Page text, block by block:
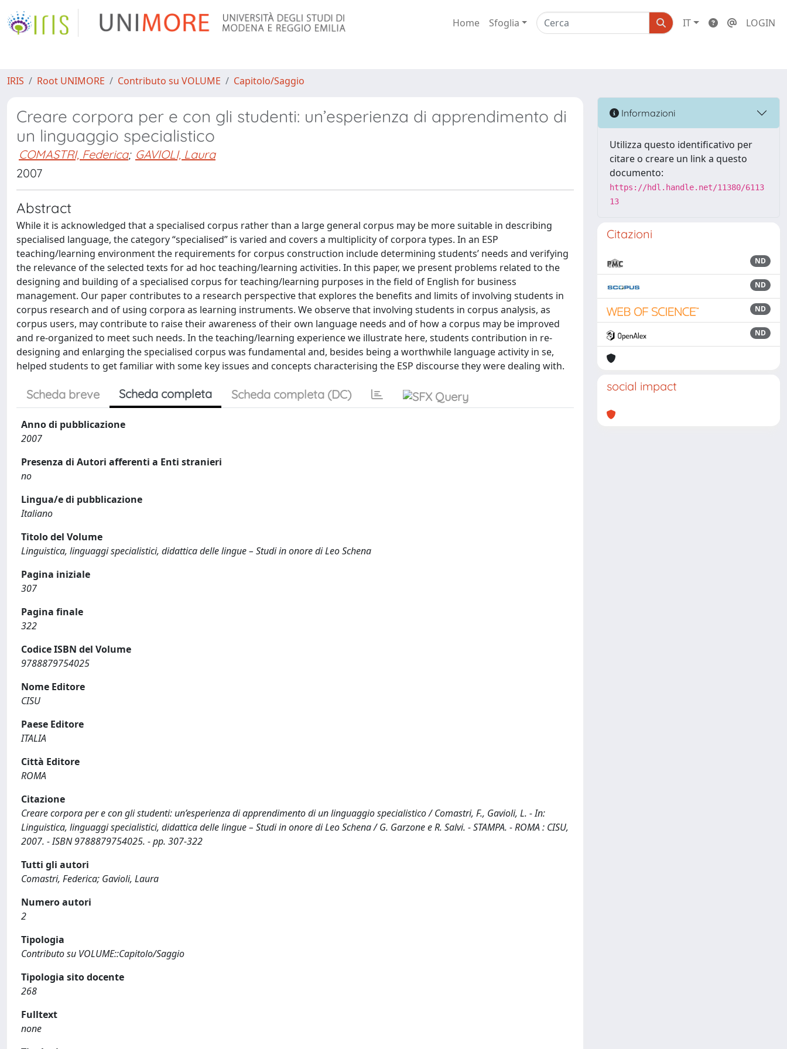
Home Sfoglia IT LOGIN
IRIS Root UNIMORE Contributo su VOLUME Capitolo/Saggio
Creare corpora per e con gli studenti: un’esperienza di apprendimento di
un linguaggio specialistico
COMASTRI, Federica; GAVIOLI, Laura
2007
Abstract
While it is acknowledged that a specialised corpus rather than a large general corpus may be more suitable in describing
specialised language, the category “specialised” is varied and covers a multiplicity of corpora types. In an ESP
teaching/learning environment the requirements for corpus construction include determining students’ needs and verifying
the relevance of the selected texts for ad hoc teaching/learning activities. In this paper, we present problems related to the
designing and building of a specialised corpus for teaching/learning purposes in the field of English for business
management. Our paper contributes to a research perspective that explores the benefits and limits of involving students in
corpus research and of using corpora as learning instruments. We observe that involving students in corpus analysis, as
corpus users, may contribute to raise their awareness of their own language needs and of how a corpus may be improved
and re-organized to meet such needs. In the teaching/learning experience we illustrate here, students contribution in re-
designing and enlarging the specialised corpus was fundamental and, besides being a worthwhile language activity in se,
helped students to get familiar with some key issues and concepts characterising the ESP discourse they were dealing with.
Scheda breve Scheda completa Scheda completa (DC)
Anno di pubblicazione
2007
Presenza di Autori afferenti a Enti stranieri
no
Lingua/e di pubblicazione
Italiano
Titolo del Volume
Linguistica, linguaggi specialistici, didattica delle lingue – Studi in onore di Leo Schena
Pagina iniziale
307
Pagina finale
322
Codice ISBN del Volume
9788879754025
Nome Editore
CISU
Paese Editore
ITALIA
Città Editore
ROMA
Citazione
Creare corpora per e con gli studenti: un’esperienza di apprendimento di un linguaggio specialistico / Comastri, F., Gavioli, L. - In:
Linguistica, linguaggi specialistici, didattica delle lingue – Studi in onore di Leo Schena / G. Garzone e R. Salvi. - STAMPA. - ROMA : CISU,
2007. - ISBN 9788879754025. - pp. 307-322
Tutti gli autori
Comastri, Federica; Gavioli, Laura
Numero autori
2
Tipologia
Contributo su VOLUME::Capitolo/Saggio
Tipologia sito docente
268
Fulltext
none
Informazioni
Utilizza questo identificativo per
citare o creare un link a questo
documento:
https://hdl.handle.net/11380/6113
13
Citazioni
ND
ND
ND
ND
social impact